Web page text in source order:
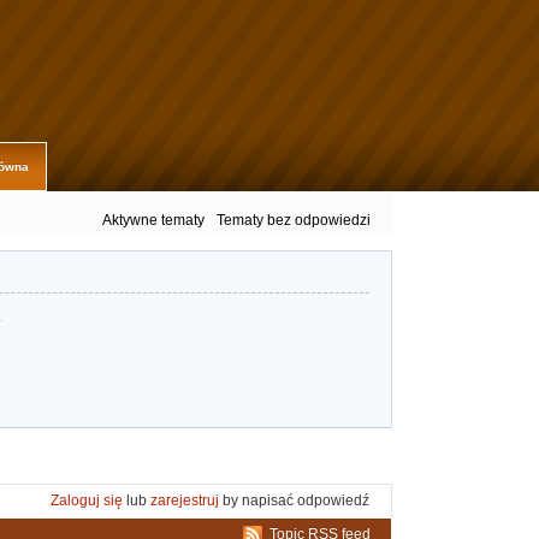
Aktywne tematy Tematy bez odpowiedzi
Zaloguj się lub zarejestruj by napisać odpowiedź
Topic RSS feed